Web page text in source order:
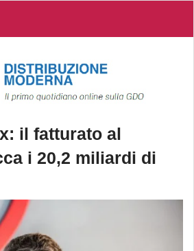
il fatturato al
i 20,2 miliardi di